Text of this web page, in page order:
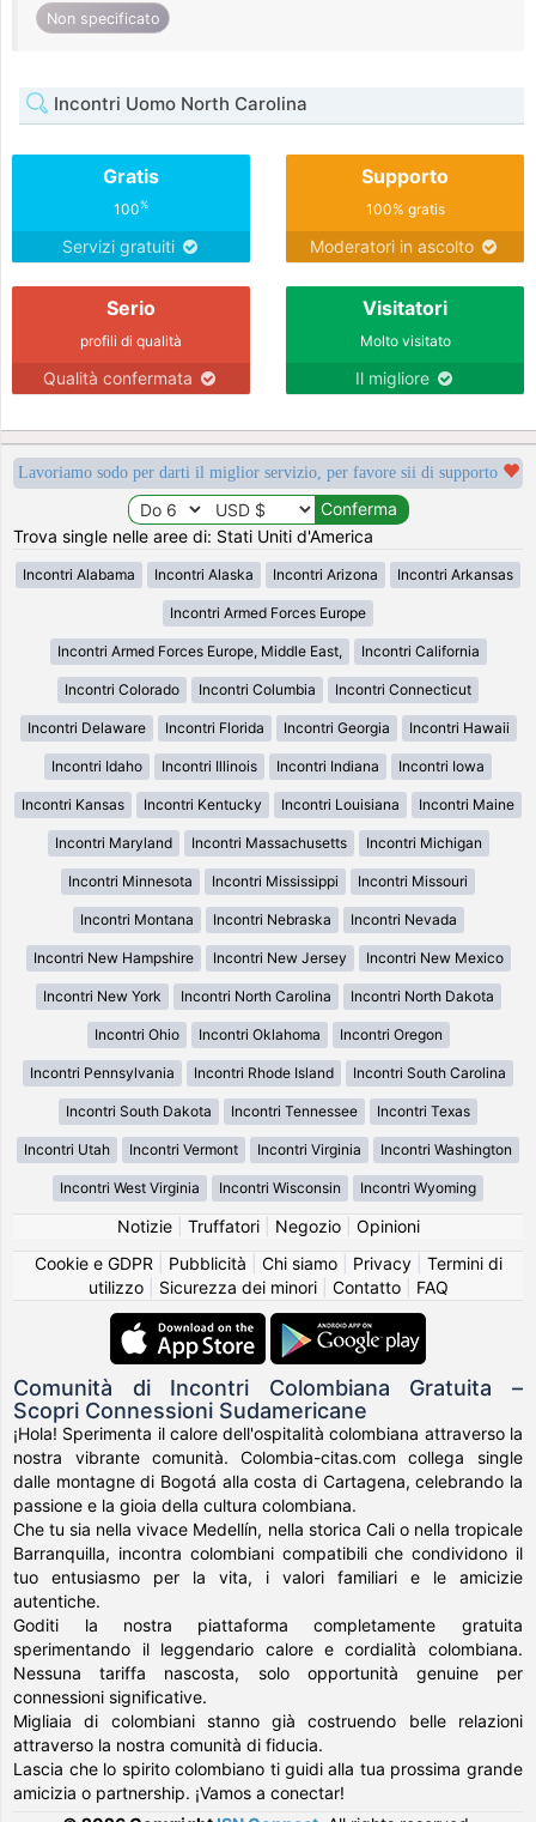
Non specificato
Incontri Uomo North Carolina
Gratis
100%
Servizi gratuiti
Supporto
100% gratis
Moderatori in ascolto
Serio
profili di qualità
Qualità confermata
Visitatori
Molto visitato
Il migliore
Lavoriamo sodo per darti il miglior servizio, per favore sii di supporto
Trova single nelle aree di: Stati Uniti d'America
Incontri Alabama Incontri Alaska Incontri Arizona Incontri Arkansas
Incontri Armed Forces Europe
Incontri Armed Forces Europe, Middle East, Incontri California
Incontri Colorado Incontri Columbia Incontri Connecticut
Incontri Delaware Incontri Florida Incontri Georgia Incontri Hawaii
Incontri Idaho Incontri Illinois Incontri Indiana Incontri Iowa
Incontri Kansas Incontri Kentucky Incontri Louisiana Incontri Maine
Incontri Maryland Incontri Massachusetts Incontri Michigan
Incontri Minnesota Incontri Mississippi Incontri Missouri
Incontri Montana Incontri Nebraska Incontri Nevada
Incontri New Hampshire Incontri New Jersey Incontri New Mexico
Incontri New York Incontri North Carolina Incontri North Dakota
Incontri Ohio Incontri Oklahoma Incontri Oregon
Incontri Pennsylvania Incontri Rhode Island Incontri South Carolina
Incontri South Dakota Incontri Tennessee Incontri Texas
Incontri Utah Incontri Vermont Incontri Virginia Incontri Washington
Incontri West Virginia Incontri Wisconsin Incontri Wyoming
Notizie| Truffatori| Negozio| Opinioni
Cookie e GDPR
Pubblicità Chi siamo| Privacy| Termini di
utilizzo| Sicurezza dei minori| Contatto| FAQ
Comunità di Incontri Colombiana Gratuita –
Scopri Connessioni Sudamericane
¡Hola! Sperimenta il calore dell'ospitalità colombiana attraverso la
nostra vibrante comunità. Colombia-citas.com collega single
dalle montagne di Bogotá alla costa di Cartagena, celebrando la
passione e la gioia della cultura colombiana.
Che tu sia nella vivace Medellín, nella storica Cali o nella tropicale
Barranquilla, incontra colombiani compatibili che condividono il
tuo entusiasmo per la vita, i valori familiari e le amicizie
autentiche.
Goditi la nostra piattaforma completamente gratuita
sperimentando il leggendario calore e cordialità colombiana.
Nessuna tariffa nascosta, solo opportunità genuine per
connessioni significative.
Migliaia di colombiani stanno già costruendo belle relazioni
attraverso la nostra comunità di fiducia.
Lascia che lo spirito colombiano ti guidi alla tua prossima grande
amicizia o partnership. ¡Vamos a conectar!